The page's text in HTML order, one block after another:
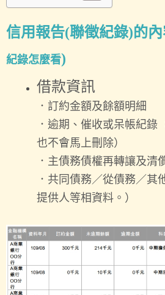
信用報告(聯徵紀錄)的
紀錄怎麼看)
借款資訊
．訂約金額及餘額明細
．逾期、催收或呆帳紀錄
也不會馬上刪除）
．主債務債權再轉讓及清
．共同債務／從債務／其
提供人等相資料。）